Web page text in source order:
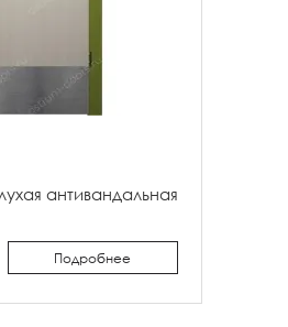
антивандальная
Подробнее